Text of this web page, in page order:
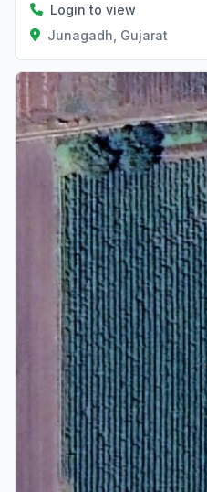
Login to view
Junagadh, Gujarat